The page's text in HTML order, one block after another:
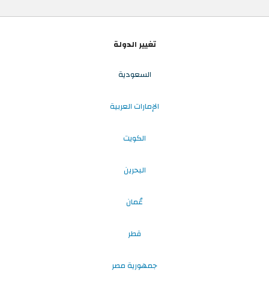
تغيير الدولة
السعودية
الإمارات العربية
الكويت
البحرين
عُمان
قطر
جمهورية مصر